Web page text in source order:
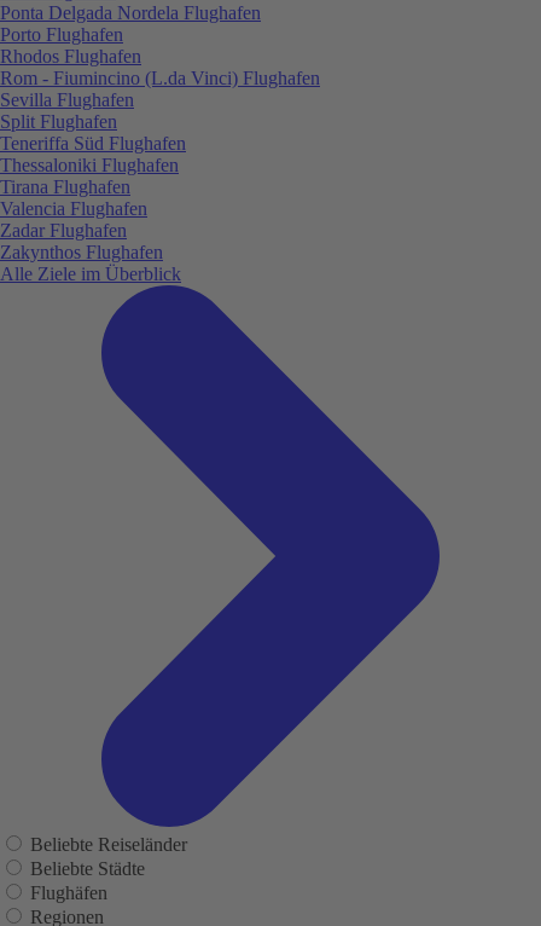
Ponta Delgada Nordela Flughafen
Porto Flughafen
Rhodos Flughafen
Rom - Fiumincino (L.da Vinci) Flughafen
Sevilla Flughafen
Split Flughafen
Teneriffa Süd Flughafen
Thessaloniki Flughafen
Tirana Flughafen
Valencia Flughafen
Zadar Flughafen
Zakynthos Flughafen
Alle Ziele im Überblick
Beliebte Reiseländer
Beliebte Städte
Flughäfen
Regionen